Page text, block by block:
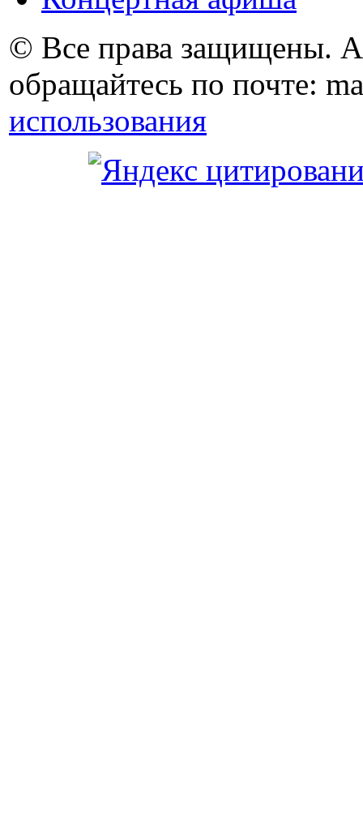
© Все права защищены.
обращайтесь по почте:
использования